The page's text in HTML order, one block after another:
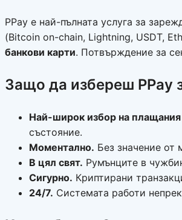
PPay е най-пълната услуга за
(Bitcoin on-chain, Lightning, USDT,
банкови карти. Потвърждение за
Защо да избереш PPay
Най-широк избор на
състояние.
Моментално. Без значение от
В цял свят. Румънците в
Сигурно. Криптирани
24/7. Системата работи